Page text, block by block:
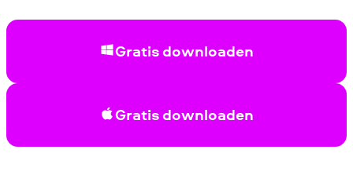
Gratis downloaden
Gratis downloaden